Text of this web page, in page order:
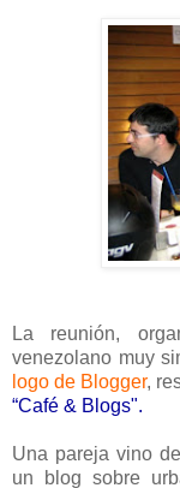
La reunión,
venezolano muy
logo de Blogger,
“Café & Blogs".
Una pareja vino
un blog sobre